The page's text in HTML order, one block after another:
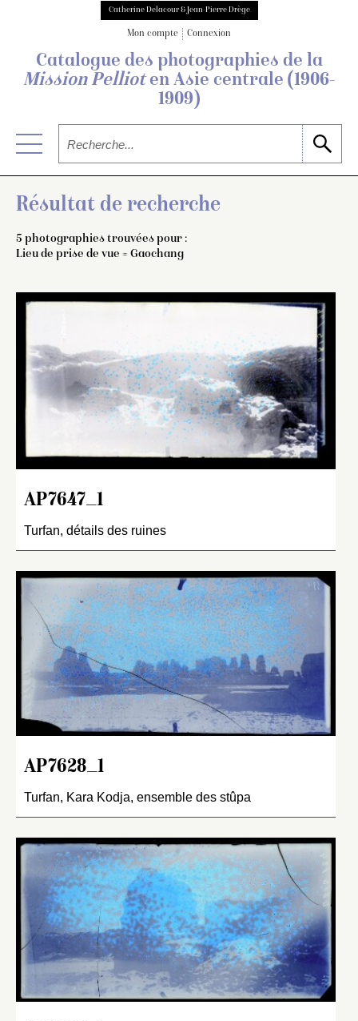
Catherine Delacour & Jean-Pierre Drège
Mon compte Connexion
Catalogue des photographies de la
Mission Pellioten Asie centrale (1906-
1909)
Résultat de recherche
5 photographies trouvées pour :
Lieu de prise de vue = Gaochang
AP7647_1
Turfan, détails des ruines
AP7628_1
Turfan, Kara Kodja, ensemble des stûpa